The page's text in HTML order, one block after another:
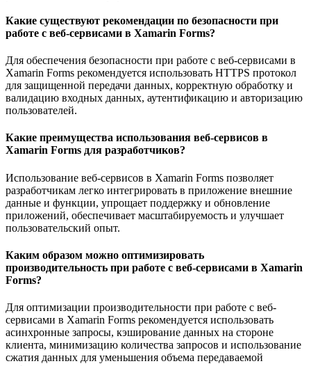
Какие существуют рекомендации по безопасности при
работе с веб-сервисами в Xamarin Forms?
Для обеспечения безопасности при работе с веб-сервисами в
Xamarin Forms рекомендуется использовать HTTPS протокол
для защищенной передачи данных, корректную обработку и
валидацию входных данных, аутентификацию и авторизацию
пользователей.
Какие преимущества использования веб-сервисов в
Xamarin Forms для разработчиков?
Использование веб-сервисов в Xamarin Forms позволяет
разработчикам легко интегрировать в приложение внешние
данные и функции, упрощает поддержку и обновление
приложений, обеспечивает масштабируемость и улучшает
пользовательский опыт.
Каким образом можно оптимизировать
производительность при работе с веб-сервисами в Xamarin
Forms?
Для оптимизации производительности при работе с веб-
сервисами в Xamarin Forms рекомендуется использовать
асинхронные запросы, кэширование данных на стороне
клиента, минимизацию количества запросов и использование
сжатия данных для уменьшения объема передаваемой